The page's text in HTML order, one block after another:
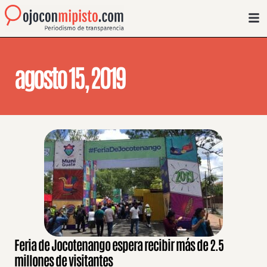
agosto 15, 2019
Feria de Jocotenango espera recibir más de 2.5
millones de visitantes